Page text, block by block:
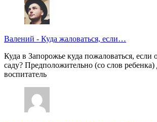
Валений - Куда жаловаться, если…
Куда в Запорожье куда пожаловаться, если
саду? Предположительно (со слов ребенка)
воспитатель